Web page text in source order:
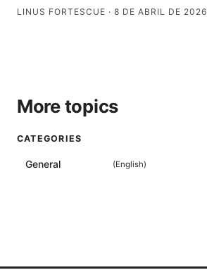
LINUS FORTESCUE · 8 DE ABRIL DE 2026
More topics
CATEGORIES
General (English)